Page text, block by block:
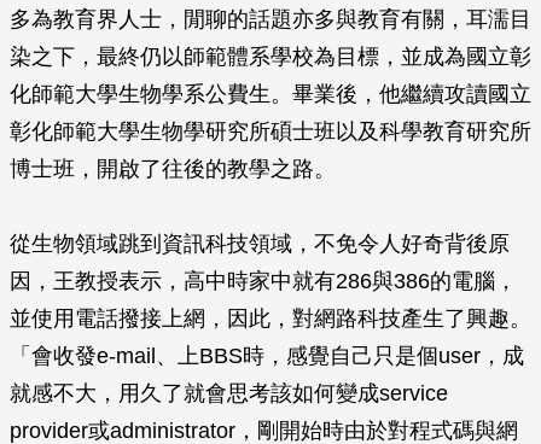
多為教育界人士，閒聊的話題亦多與教育有關，耳濡目
染之下，最終仍以師範體系學校為目標，並成為國立彰
化師範大學生物學系公費生。畢業後，他繼續攻讀國立
彰化師範大學生物學研究所碩士班以及科學教育研究所
博士班，開啟了往後的教學之路。
從生物領域跳到資訊科技領域，不免令人好奇背後原
因，王教授表示，高中時家中就有286與386的電腦，
並使用電話撥接上網，因此，對網路科技產生了興趣。
「會收發e-mail、上BBS時，感覺自己只是個user，成
就感不大，用久了就會思考該如何變成service
provider或administrator，剛開始時由於對程式碼與網